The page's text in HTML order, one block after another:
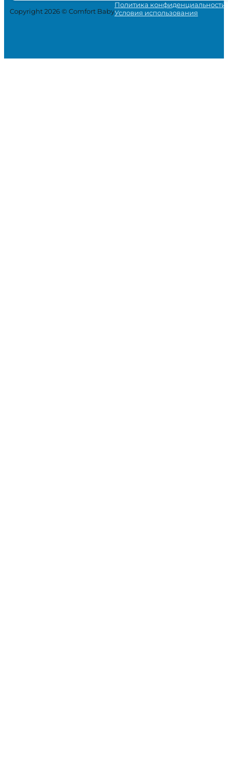
Copyright 2026 © Comfort Baby
Политика конфиденциальности
Условия использования